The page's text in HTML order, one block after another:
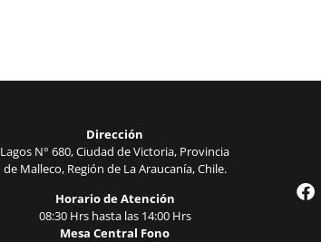
Dirección
Lagos N° 680, Ciudad de Victoria, Provincia
de Malleco, Región de La Araucanía, Chile.
Horario de Atención
08:30 Hrs hasta las 14:00 Hrs
Mesa Central Fono